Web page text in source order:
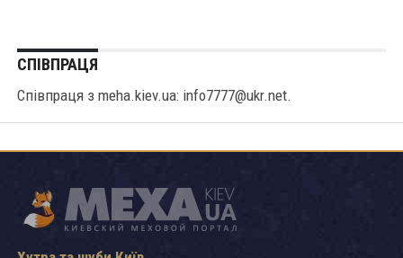
СПІВПРАЦЯ
Співпраця з meha.kiev.ua: info7777@ukr.net.